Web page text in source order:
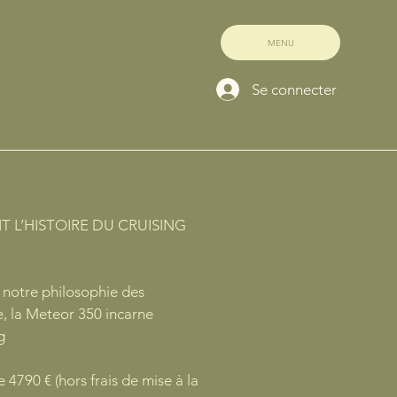
MENU
Se connecter
L’HISTOIRE DU CRUISING
philosophie des
la Meteor 350 incarne
€ (hors frais de mise à la